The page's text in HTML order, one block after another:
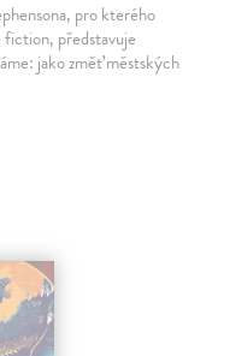
pro kterého
fiction, představuje
jako změť městských